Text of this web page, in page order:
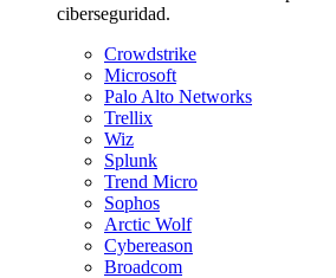
ciberseguridad.
Crowdstrike
Microsoft
Palo Alto Networks
Trellix
Wiz
Splunk
Trend Micro
Sophos
Arctic Wolf
Cybereason
Broadcom